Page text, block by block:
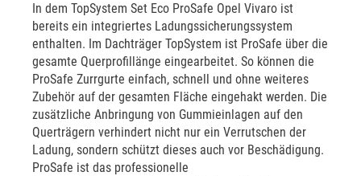
In dem TopSystem Set Eco ProSafe Opel Vivaro ist
bereits ein integriertes Ladungssicherungssystem
enthalten. Im Dachträger TopSystem ist ProSafe über die
gesamte Querprofillänge eingearbeitet. So können die
ProSafe Zurrgurte einfach, schnell und ohne weiteres
Zubehör auf der gesamten Fläche eingehakt werden. Die
zusätzliche Anbringung von Gummieinlagen auf den
Querträgern verhindert nicht nur ein Verrutschen der
Ladung, sondern schützt dieses auch vor Beschädigung.
ProSafe ist das professionelle